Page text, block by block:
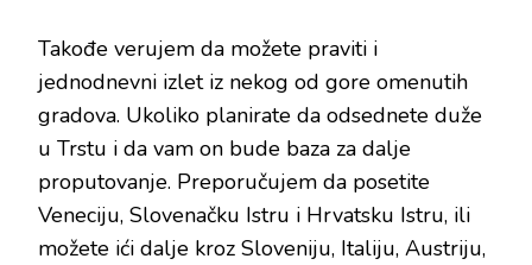
Takođe verujem da možete praviti i
jednodnevni izlet iz nekog od gore omenutih
gradova. Ukoliko planirate da odsednete duže
u Trstu i da vam on bude baza za dalje
proputovanje. Preporučujem da posetite
Veneciju, Slovenačku Istru i Hrvatsku Istru, ili
možete ići dalje kroz Sloveniju, Italiju, Austriju,